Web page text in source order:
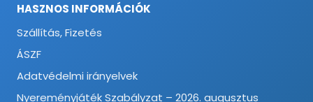
HASZNOS INFORMÁCIÓK
Szállítás, Fizetés
ÁSZF
Adatvédelmi irányelvek
Nyereményjáték Szabályzat – 2026. augusztus